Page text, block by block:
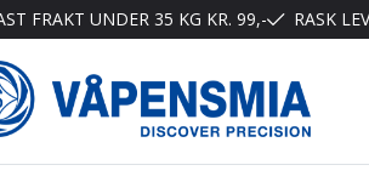
FRAKT UNDER 35 KG KR. 99,- RASK